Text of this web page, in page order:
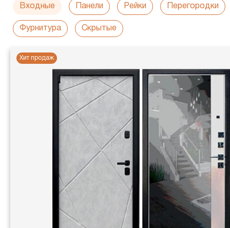
Входные Панели Рейки Перегородки
Фурнитура Скрытые
Хит продаж